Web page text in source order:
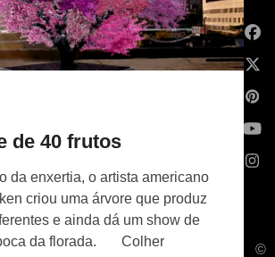
de 40 frutos
enxertia, o artista americano
criou uma árvore que produz
e ainda dá um show de
da florada. Colher
X
©